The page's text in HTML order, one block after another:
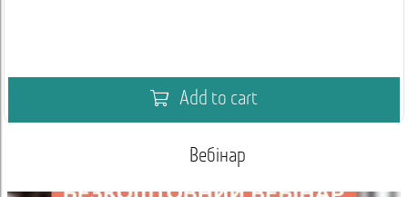
Add to cart
Вебінар